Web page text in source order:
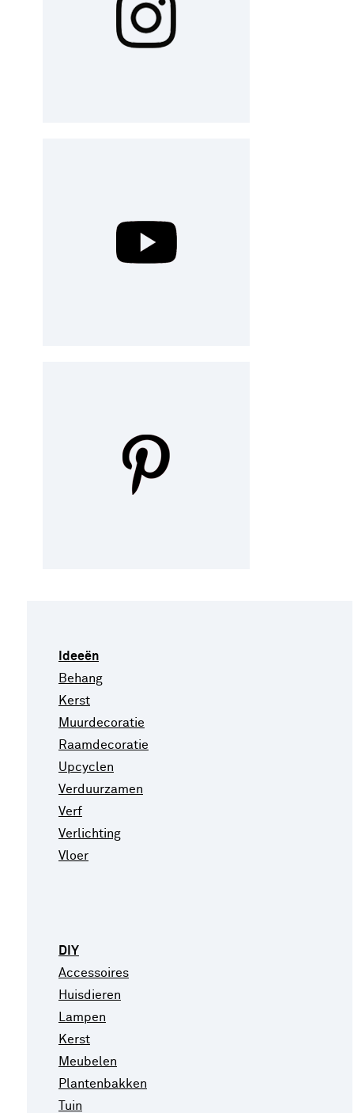
Ideeën
Behang
Kerst
Muurdecoratie
Raamdecoratie
Upcyclen
Verduurzamen
Verf
Verlichting
Vloer
DIY
Accessoires
Huisdieren
Lampen
Kerst
Meubelen
Plantenbakken
Tuin